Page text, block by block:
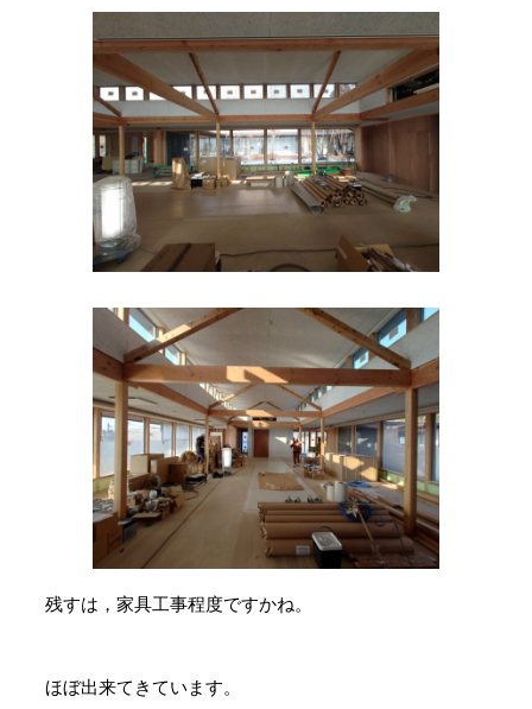
残すは，家具工事程度ですかね。
ほぼ出来てきています。